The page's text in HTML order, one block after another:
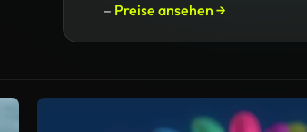
– Preise ansehen →